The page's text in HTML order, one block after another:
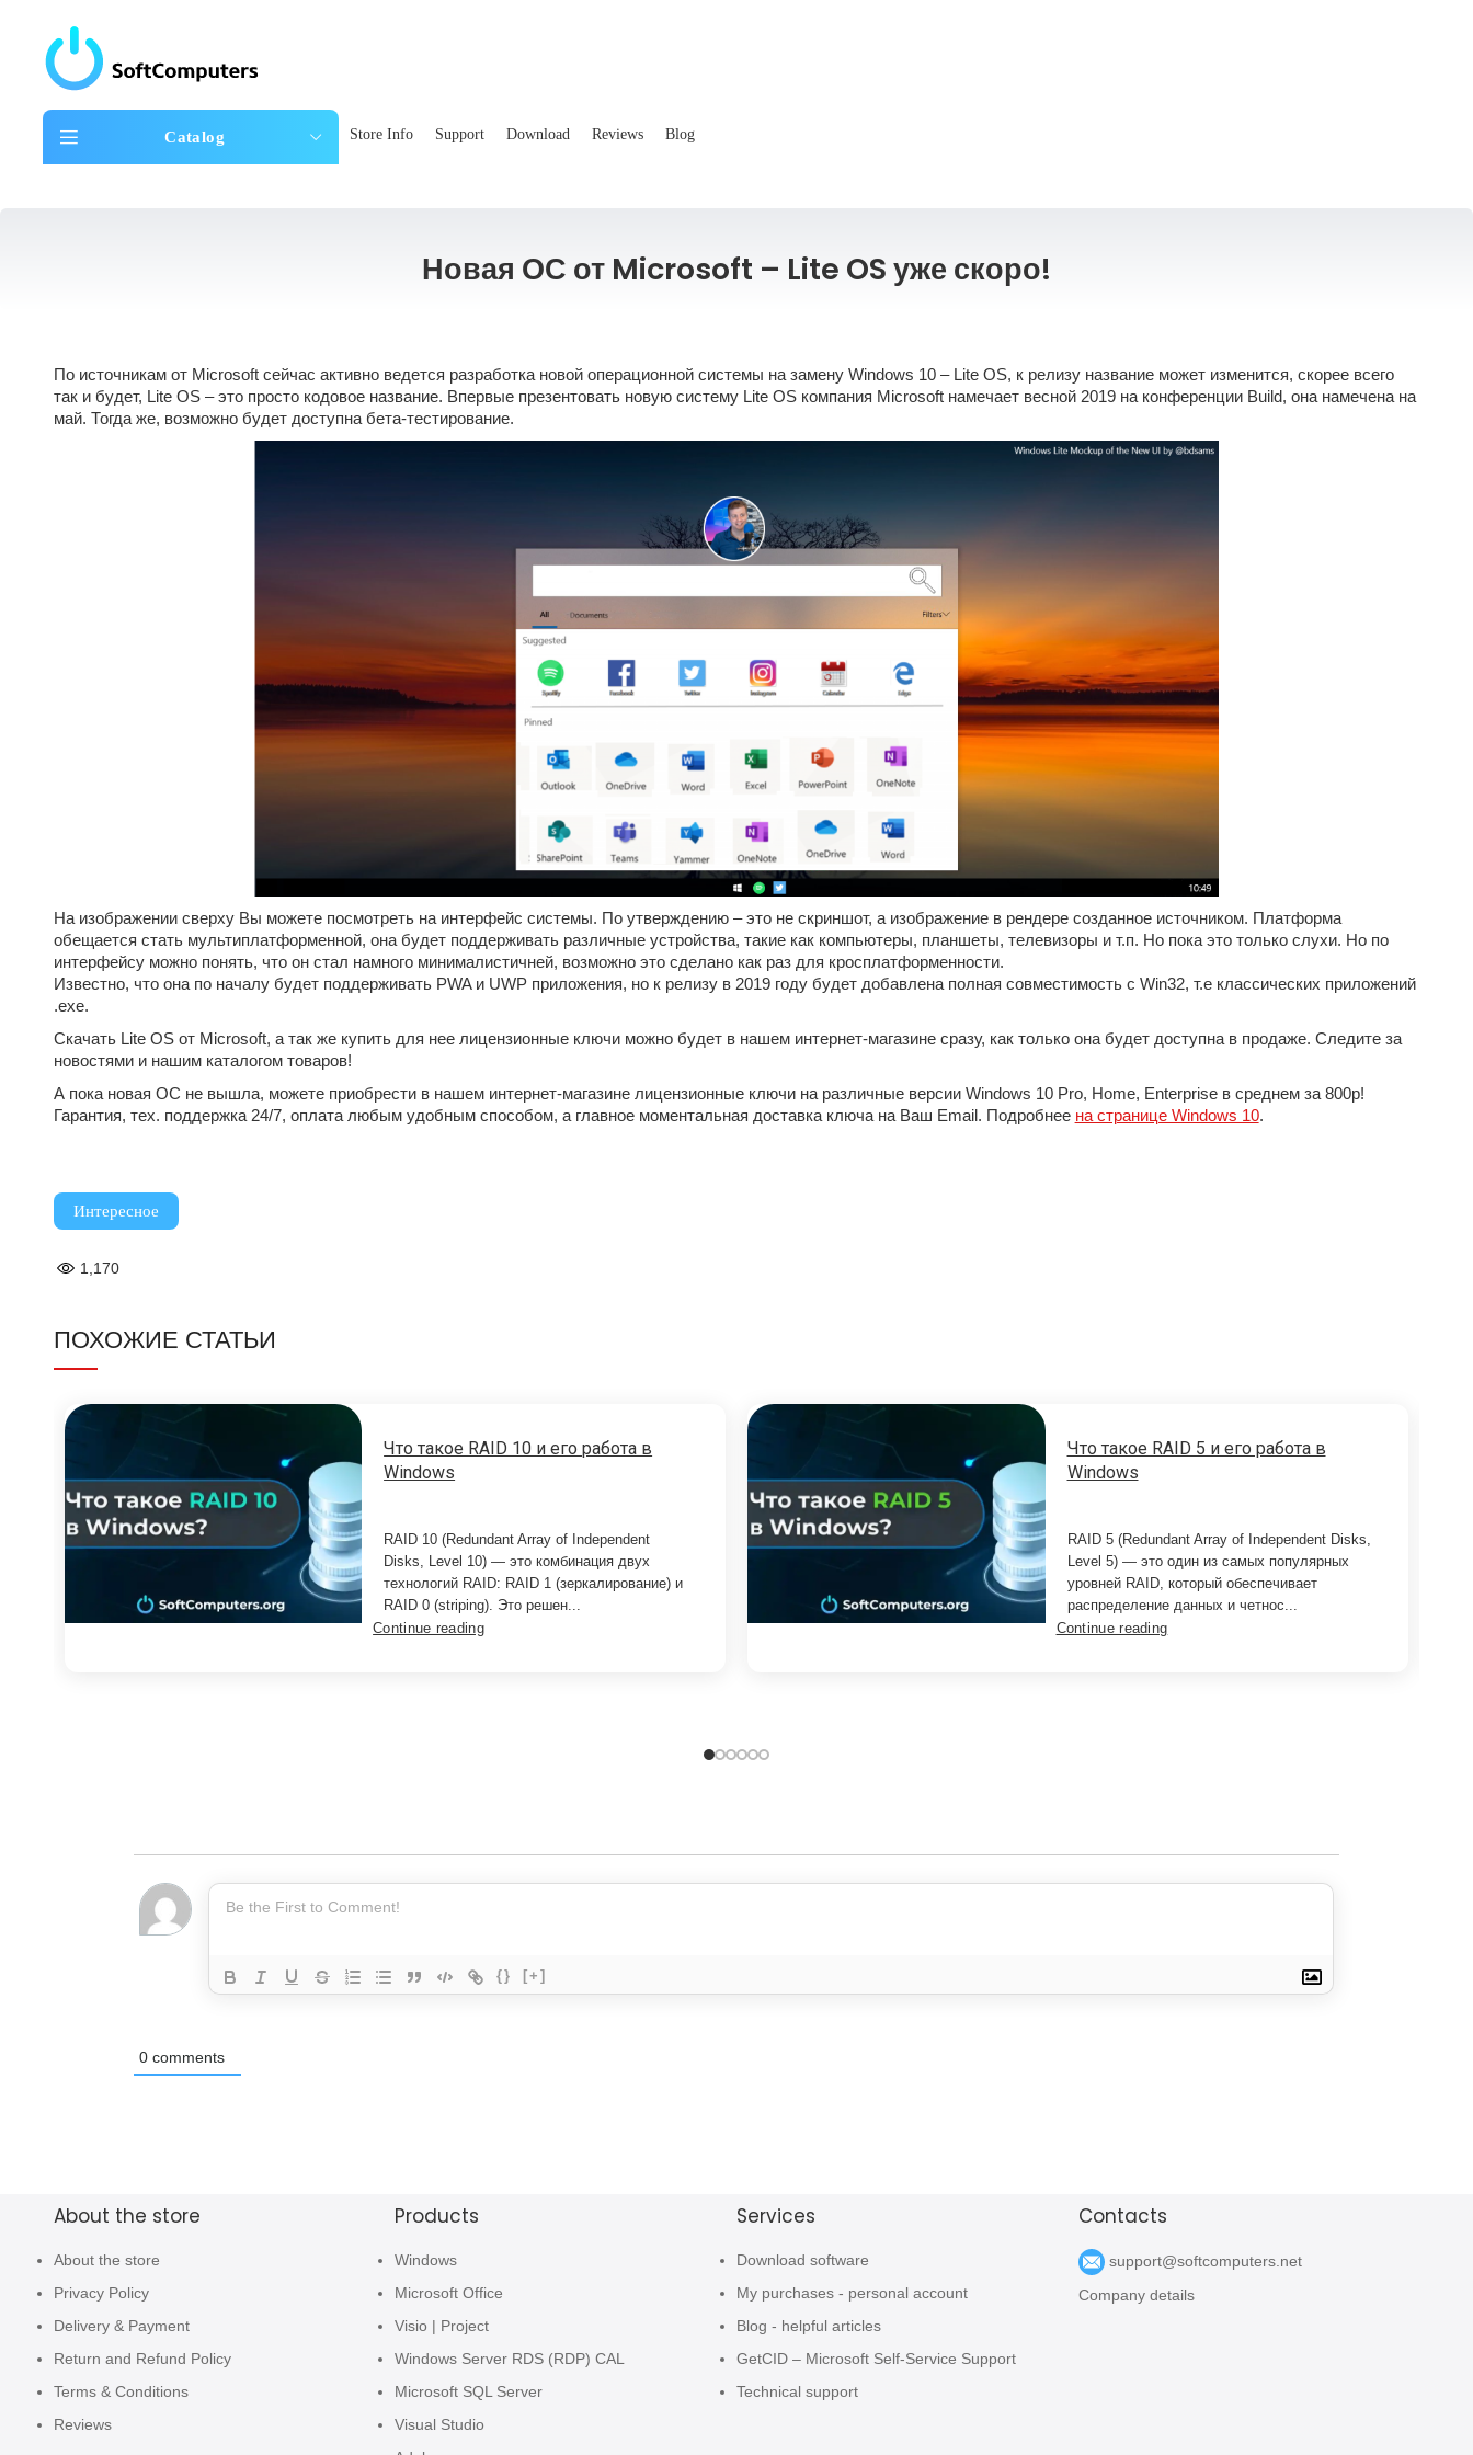
Catalog Store Info Support Download Reviews Blog
Новая ОС от Microsoft – Lite OS уже скоро!
По источникам от Microsoft сейчас активно ведется разработка новой операционной системы на замену Windows 10 – Lite OS, к релизу название может изменится, скорее всего
так и будет, Lite OS – это просто кодовое название. Впервые презентовать новую систему Lite OS компания Microsoft намечает весной 2019 на конференции Build, она намечена на
май. Тогда же, возможно будет доступна бета-тестирование.
На изображении сверху Вы можете посмотреть на интерфейс системы. По утверждению – это не скриншот, а изображение в рендере созданное источником. Платформа
обещается стать мультиплатформенной, она будет поддерживать различные устройства, такие как компьютеры, планшеты, телевизоры и т.п. Но пока это только слухи. Но по
интерфейсу можно понять, что он стал намного минималистичней, возможно это сделано как раз для кросплатформенности.
Известно, что она по началу будет поддерживать PWA и UWP приложения, но к релизу в 2019 году будет добавлена полная совместимость с Win32, т.е классических приложений
.exe.
Скачать Lite OS от Microsoft, а так же купить для нее лицензионные ключи можно будет в нашем интернет-магазине сразу, как только она будет доступна в продаже. Следите за
новостями и нашим каталогом товаров!
А пока новая ОС не вышла, можете приобрести в нашем интернет-магазине лицензионные ключи на различные версии Windows 10 Pro, Home, Enterprise в среднем за 800р!
Гарантия, тех. поддержка 24/7, оплата любым удобным способом, а главное моментальная доставка ключа на Ваш Email. Подробнее на странице Windows 10.
Интересное
1,170
ПОХОЖИЕ СТАТЬИ
Что такое RAID 10 и его работа в
Windows
RAID 10 (Redundant Array of Independent
Disks, Level 10) — это комбинация двух
технологий RAID: RAID 1 (зеркалирование) и
RAID 0 (striping). Это решен...
Continue reading
Что такое RAID 5 и его работа в
Windows
RAID 5 (Redundant Array of Independent Disks,
Level 5) — это один из самых популярных
уровней RAID, который обеспечивает
распределение данных и четнос...
Continue reading
{} [+]
0comments
About the store
About the store
Privacy Policy
Delivery & Payment
Return and Refund Policy
Terms & Conditions
Reviews
Products
Windows
Microsoft Office
Visio | Project
Windows Server RDS (RDP) CAL
Microsoft SQL Server
Visual Studio
Services
Download software
My purchases - personal account
Blog - helpful articles
GetCID – Microsoft Self-Service Support
Technical support
Contacts
support@softcomputers.net
Company details